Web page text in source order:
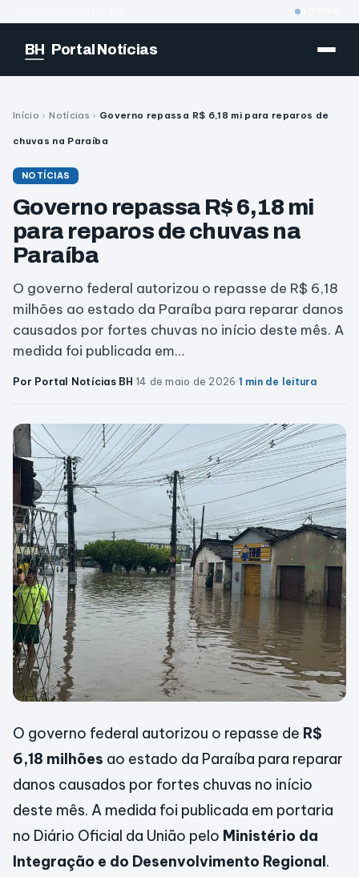
BH Portal Notícias
Início › Notícias › Governo repassa R$ 6,18 mi para reparos de
chuvas na Paraíba
NOTÍCIAS
Governo repassa R$ 6,18 mi
para reparos de chuvas na
Paraíba
O governo federal autorizou o repasse de R$ 6,18
milhões ao estado da Paraíba para reparar danos
causados por fortes chuvas no início deste mês. A
medida foi publicada em…
Por Portal Notícias BH·14 de maio de 2026·1 min de leitura
O governo federal autorizou o repasse de R$
6,18 milhões ao estado da Paraíba para reparar
danos causados por fortes chuvas no início
deste mês. A medida foi publicada em portaria
no Diário Oficial da União pelo Ministério da
Integração e do Desenvolvimento Regional.